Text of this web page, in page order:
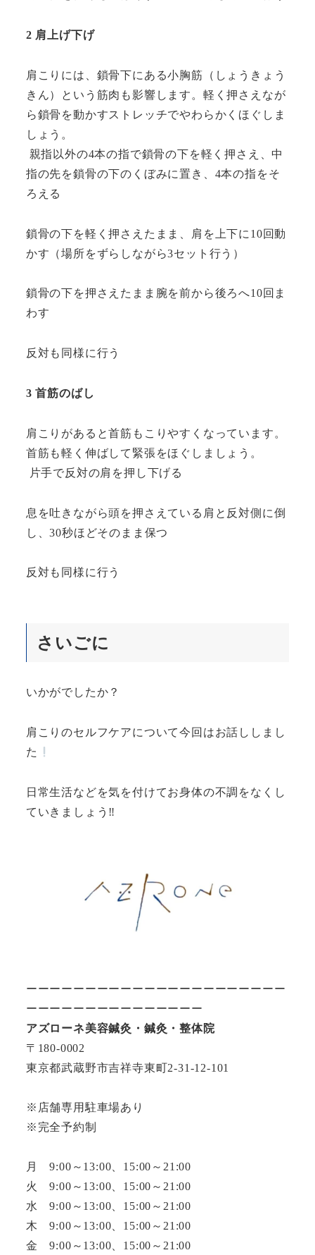
2 肩上げ下げ
肩こりには、鎖骨下にある小胸筋（しょうきょう
きん）という筋肉も影響します。軽く押さえなが
ら鎖骨を動かすストレッチでやわらかくほぐしま
しょう。
親指以外の4本の指で鎖骨の下を軽く押さえ、中
指の先を鎖骨の下のくぼみに置き、4本の指をそ
ろえる
鎖骨の下を軽く押さえたまま、肩を上下に10回動
かす（場所をずらしながら3セット行う）
鎖骨の下を押さえたまま腕を前から後ろへ10回ま
わす
反対も同様に行う
3 首筋のばし
肩こりがあると首筋もこりやすくなっています。
首筋も軽く伸ばして緊張をほぐしましょう。
片手で反対の肩を押し下げる
息を吐きながら頭を押さえている肩と反対側に倒
し、30秒ほどそのまま保つ
反対も同様に行う
さいごに
いかがでしたか？
肩こりのセルフケアについて今回はお話ししまし
た
日常生活などを気を付けてお身体の不調をなくし
ていきましょう‼︎
ーーーーーーーーーーーーーーーーーーーーーー
ーーーーーーーーーーーーーーー
アズローネ美容鍼灸・鍼灸・整体院
〒180-0002
東京都武蔵野市吉祥寺東町2-31-12-101
※店舗専用駐車場あり
※完全予約制
月 9:00～13:00、15:00～21:00
火 9:00～13:00、15:00～21:00
水 9:00～13:00、15:00～21:00
木 9:00～13:00、15:00～21:00
金 9:00～13:00、15:00～21:00